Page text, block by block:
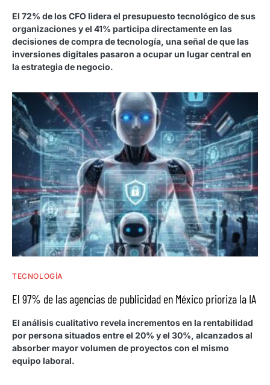
El 72% de los CFO lidera el presupuesto tecnológico de sus
organizaciones y el 41% participa directamente en las
decisiones de compra de tecnología, una señal de que las
inversiones digitales pasaron a ocupar un lugar central en
la estrategia de negocio.
TECNOLOGÍA
El 97% de las agencias de publicidad en México prioriza la IA
El análisis cualitativo revela incrementos en la rentabilidad
por persona situados entre el 20% y el 30%, alcanzados al
absorber mayor volumen de proyectos con el mismo
equipo laboral.